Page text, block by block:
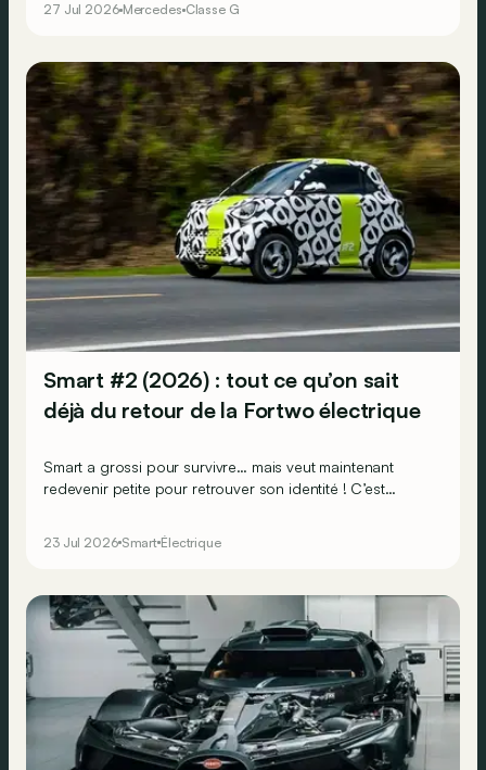
27 Jul 2026 Mercedes Classe G
Smart #2 (2026) : tout ce qu’on sait
déjà du retour de la Fortwo électrique
Smart a grossi pour survivre… mais veut maintenant
redevenir petite pour retrouver son identité ! C’est
l’héritière spirituelle de la mythique Fortwo.
23 Jul 2026 Smart Électrique